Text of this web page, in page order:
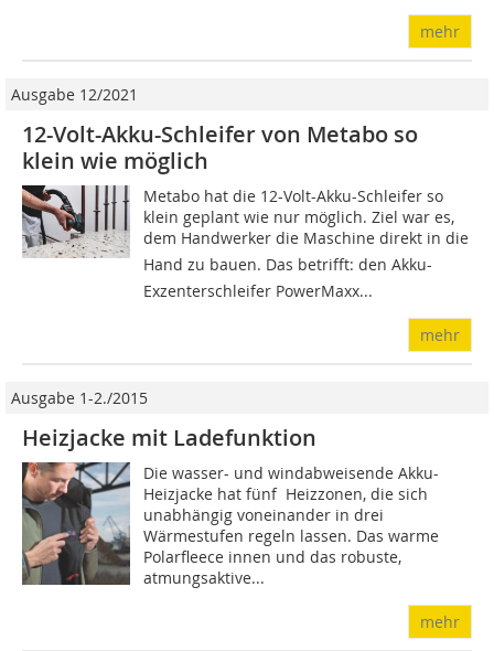
mehr
Ausgabe 12/2021
12-Volt-Akku-Schleifer von Metabo so
klein wie möglich
Metabo hat die 12-Volt-Akku-Schleifer so
klein geplant wie nur möglich. Ziel war es,
dem Handwerker die Maschine direkt in die
Hand zu bauen. Das betrifft: den Akku-
Exzenterschleifer PowerMaxx...
mehr
Ausgabe 1-2./2015
Heizjacke mit Ladefunktion
Die wasser- und windabweisende Akku-
Heizjacke hat fünf Heizzonen, die sich
unabhängig voneinander in drei
Wärmestufen regeln lassen. Das warme
Polarfleece innen und das robuste,
atmungsaktive...
mehr